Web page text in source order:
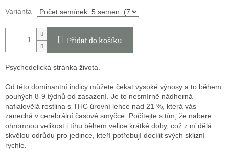
Měrná
cena:
Varianta
Přidat do košíku
Psychedelická stránka života.
Od této dominantní indicy můžete čekat vysoké výnosy a to během
pouhých 8-9 týdnů od zasazení. Je to nesmírně nádherná
nafialovělá rostlina s THC úrovní lehce nad 21 %, která vás
zanechá v cerebrální časové smyčce. Počítejte s tím, že nabere
ohromnou velikost i tíhu během velice krátké doby, což z ní dělá
skvělou odrůdu pro jedince, kteří potřebují docílit svých sklizní
rychle.